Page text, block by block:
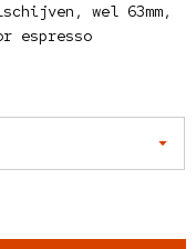
wel 63mm,
espresso